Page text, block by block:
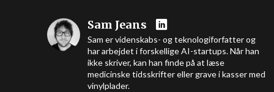
Sam Jeans
Sam er videnskabs- og teknologiforfatter og
har arbejdet i forskellige AI-startups. Når han
ikke skriver, kan han finde på at læse
medicinske tidsskrifter eller grave i kasser med
vinylplader.